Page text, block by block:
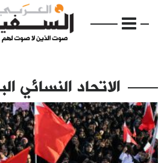
الرئيسية
مواضيع
الاتحاد النسائي